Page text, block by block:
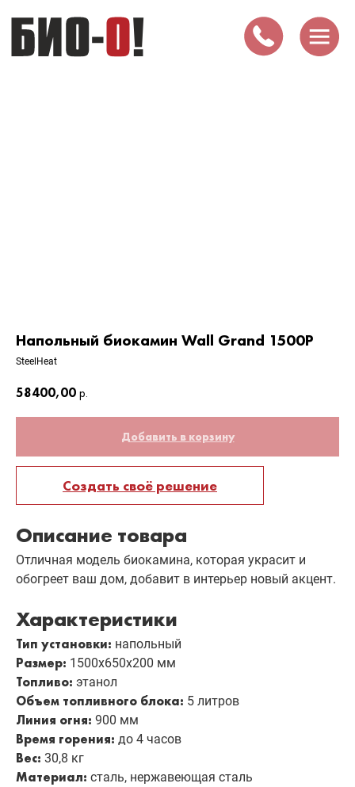
Напольный биокамин Wall Grand 1500P
SteelHeat
58400,00р.
Добавить в корзину
Создать своё решение
Описание товара
Отличная модель биокамина, которая украсит и
обогреет ваш дом, добавит в интерьер новый акцент.
Характеристики
Тип установки: напольный
Размер: 1500х650х200 мм
Топливо: этанол
Объем топливного блока: 5 литров
Линия огня: 900 мм
Время горения: до 4 часов
Вес: 30,8 кг
Материал: сталь, нержавеющая сталь